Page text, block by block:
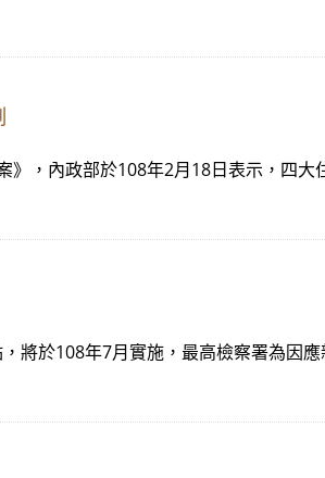
，內政部於108年2月18日表示，四
將於108年7月實施，最高檢察署為因